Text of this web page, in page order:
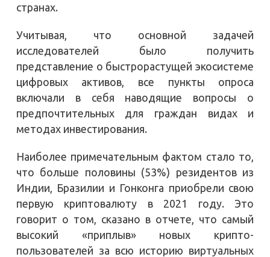
странах.
Учитывая, что основной задачей
исследователей было получить
представление о быстрорастущей экосистеме
цифровых активов, все пункты опроса
включали в себя наводящие вопросы о
предпочтительных для граждан видах и
методах инвестирования.
Наиболее примечательным фактом стало то,
что больше половины (53%) резидентов из
Индии, Бразилии и Гонконга приобрели свою
первую криптовалюту в 2021 году. Это
говорит о том, сказано в отчете, что самый
высокий «приплыв» новых крипто-
пользователей за всю историю виртуальных